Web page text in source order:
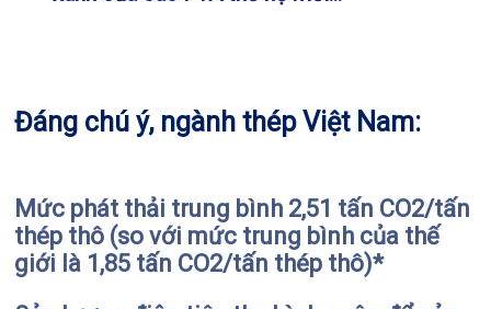
Đáng chú ý, ngành thép Việt Nam:
Mức phát thải trung bình 2,51 tấn CO2/tấn
thép thô (so với mức trung bình của thế
giới là 1,85 tấn CO2/tấn thép thô)*